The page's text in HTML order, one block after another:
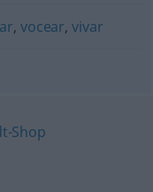
, vocear,vivar